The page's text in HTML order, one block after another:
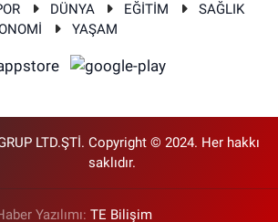
DÜNYA EĞİTİM
SAĞLIK
YAŞAM
LTD.ŞTİ. Copyright © 2024. Her hakkı
saklıdır.
Yazılımı: TE Bilişim